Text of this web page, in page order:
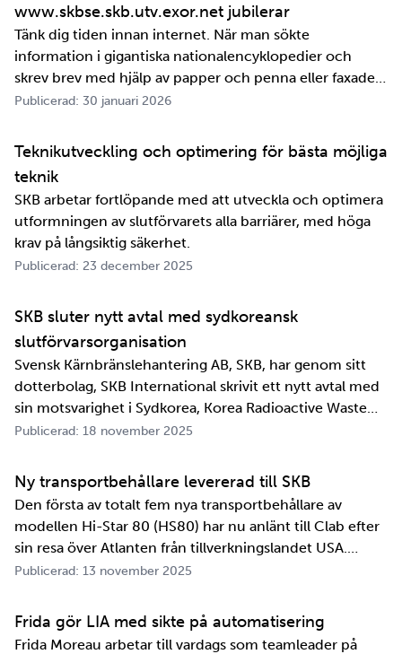
www.skbse.skb.utv.exor.net jubilerar
Tänk dig tiden innan internet. När man sökte
information i gigantiska nationalencyklopedier och
skrev brev med hjälp av papper och penna eller faxade
om ett meddelande skulle fram snabbt. Det är inte
perspektiv i alla fall. För oss på SKB är det …
Publicerad: 30 januari 2026
Teknikutveckling och optimering för bästa möjliga
teknik
SKB arbetar fortlöpande med att utveckla och optimera
utformningen av slutförvarets alla barriärer, med höga
krav på långsiktig säkerhet.
Publicerad: 23 december 2025
SKB sluter nytt avtal med sydkoreansk
slutförvarsorganisation
Svensk Kärnbränslehantering AB, SKB, har genom sitt
dotterbolag, SKB International skrivit ett nytt avtal med
sin motsvarighet i Sydkorea, Korea Radioactive Waste
Agency, KORAD. Avtalet, som är ett så kallat
samarbetet mellan de två organisationerna. …
Publicerad: 18 november 2025
Ny transportbehållare levererad till SKB
Den första av totalt fem nya transportbehållare av
modellen Hi-Star 80 (HS80) har nu anlänt till Clab efter
sin resa över Atlanten från tillverkningslandet USA.
Innan transportbehållaren kan bli en del av SKB:s
tester och utbildningar. Redan 2008 i…
Publicerad: 13 november 2025
Frida gör LIA med sikte på automatisering
Frida Moreau arbetar till vardags som teamleader på